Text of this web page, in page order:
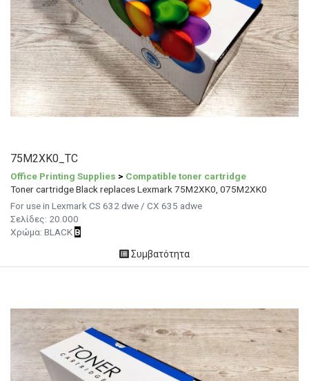
75M2XK0_TC
Office Printing Supplies > Compatible toner cartridge
Toner cartridge Black replaces Lexmark 75M2XK0, 075M2XK0
For use in Lexmark CS 632 dwe / CX 635 adwe
Σελίδες: 20.000
Χρώμα: BLACK B
Συμβατότητα